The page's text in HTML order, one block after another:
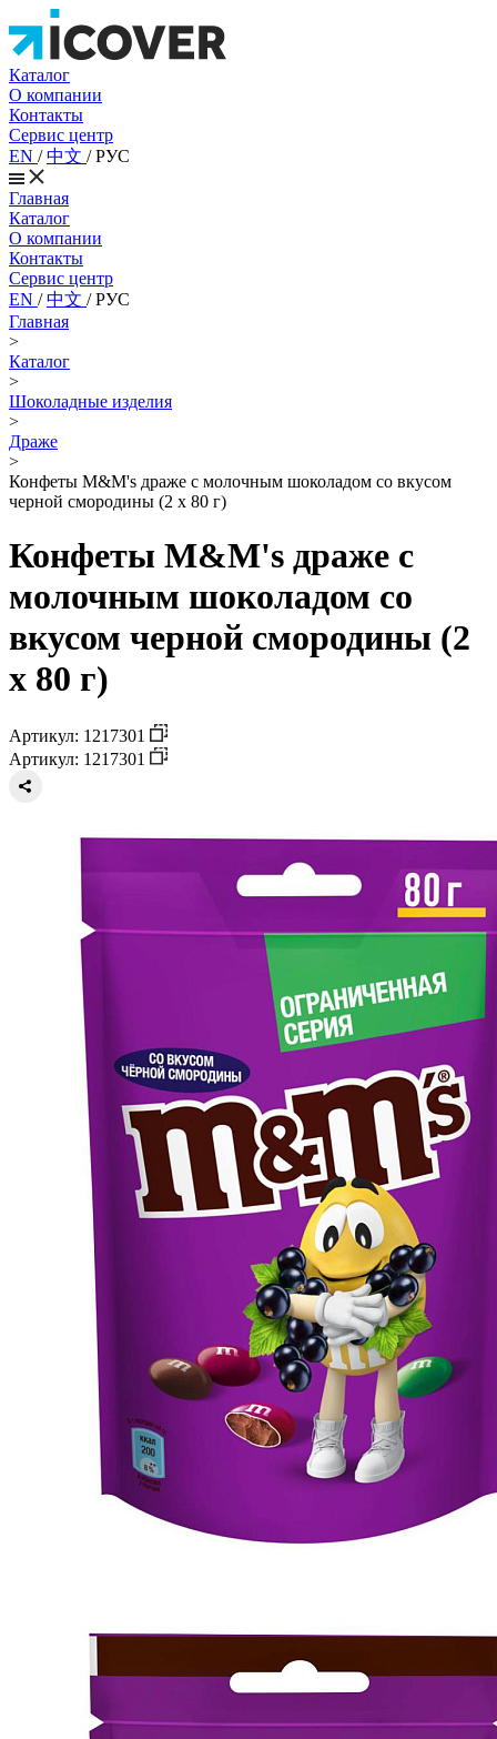
Каталог
О компании
Контакты
Сервис центр
EN /中文 /РУС
Главная
Каталог
О компании
Контакты
Сервис центр
EN /中文 /РУС
Главная
>
Каталог
>
Шоколадные изделия
>
Драже
>
Конфеты M&M's драже c молочным шоколадом со вкусом
черной смородины (2 х 80 г)
Конфеты M&M's драже c
молочным шоколадом со
вкусом черной смородины (2
х 80 г)
Артикул: 1217301
Артикул: 1217301